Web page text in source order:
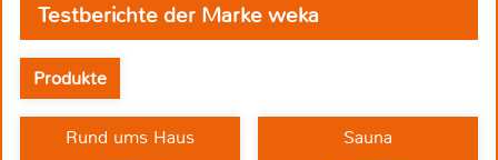
Testberichte der Marke weka
Produkte
Rund ums Haus
Sauna